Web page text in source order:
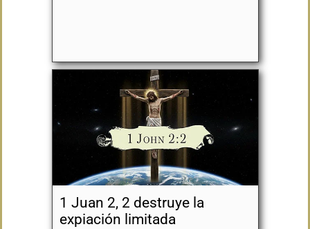
1 Juan 2, 2 destruye la
expiación limitada